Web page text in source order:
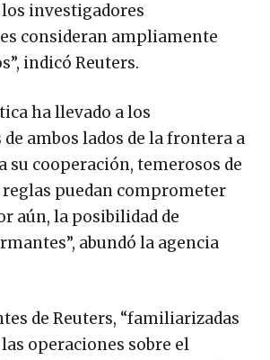
investigadores
consideran ampliamente
indicó Reuters.
ha llevado a los
ambos lados de la frontera a
su cooperación, temerosos de
reglas puedan comprometer
aún, la posibilidad de
abundó la agencia
de Reuters, “familiarizadas
las operaciones sobre el